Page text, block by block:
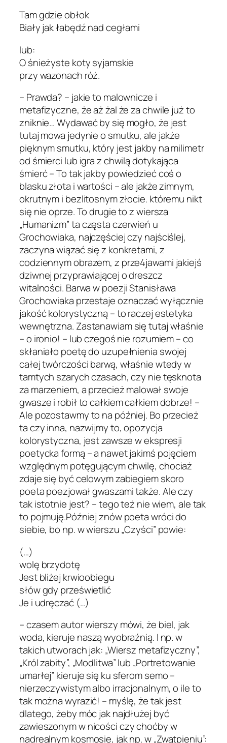
Tam gdzie obłok
Biały jak łabędź nad cegłami
lub:
O śnieżyste koty syjamskie
przy wazonach róż.
– Prawda? – jakie to malownicze i
metafizyczne, że aż żal że za chwile już to
zniknie… Wydawać by się mogło, że jest
tutaj mowa jedynie o smutku, ale jakże
pięknym smutku, który jest jakby na milimetr
od śmierci lub igra z chwilą dotykająca
śmierć – To tak jakby powiedzieć coś o
blasku złota i wartości – ale jakże zimnym,
okrutnym i bezlitosnym złocie. któremu nikt
się nie oprze. To drugie to z wiersza
„Humanizm” ta częsta czerwień u
Grochowiaka, najczęściej czy najściślej,
zaczyna wiązać się z konkretami, z
codziennym obrazem, z prze4jawami jakiejś
dziwnej przyprawiającej o dreszcz
witalności. Barwa w poezji Stanisława
Grochowiaka przestaje oznaczać wyłącznie
jakość kolorystyczną – to raczej estetyka
wewnętrzna. Zastanawiam się tutaj właśnie
– o ironio! – lub czegoś nie rozumiem – co
skłaniało poetę do uzupełnienia swojej
całej twórczości barwą, właśnie wtedy w
tamtych szarych czasach, czy nie tęsknota
za marzeniem, a przecież malował swoje
gwasze i robił to całkiem całkiem dobrze! –
Ale pozostawmy to na później. Bo przecież
ta czy inna, nazwijmy to, opozycja
kolorystyczna, jest zawsze w ekspresji
poetycka formą – a nawet jakimś pojęciem
względnym potęgującym chwilę, chociaż
zdaje się być celowym zabiegiem skoro
poeta poezjował gwaszami także. Ale czy
tak istotnie jest? – tego też nie wiem, ale tak
to pojmuję.Później znów poeta wróci do
siebie, bo np. w wierszu „Czyści” powie:
(…)
wolę brzydotę
Jest bliżej krwioobiegu
słów gdy prześwietlić
Je i udręczać (…)
– czasem autor wierszy mówi, że biel, jak
woda, kieruje naszą wyobraźnią. I np. w
takich utworach jak: „Wiersz metafizyczny”,
„Król zabity”, „Modlitwa” lub „Portretowanie
umarłej” kieruje się ku sferom semo –
nierzeczywistym albo irracjonalnym, o ile to
tak można wyrazić! – myślę, że tak jest
dlatego, żeby móc jak najdłużej być
zawieszonym w nicości czy choćby w
nadrealnym kosmosie, jak np. w „Zwątpieniu”: